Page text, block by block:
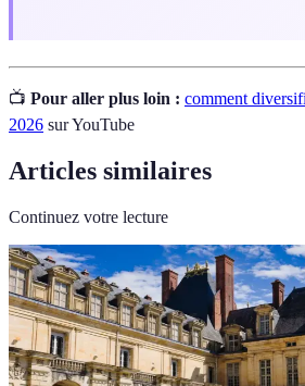
📺 Pour aller plus loin : comment
2026 sur YouTube
Articles similaires
Continuez votre lecture